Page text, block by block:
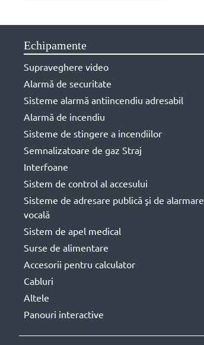
Echipamente
Supraveghere video
Alarmă de securitate
Sisteme alarmă antiincendiu adresabil
Alarmă de incendiu
Sisteme de stingere a incendiilor
Semnalizatoare de gaz Straj
Interfoane
Sistem de control al accesului
Sisteme de adresare publică şi de alarmare
vocală
Sistem de apel medical
Surse de alimentare
Accesorii pentru calculator
Cabluri
Altele
Panouri interactive